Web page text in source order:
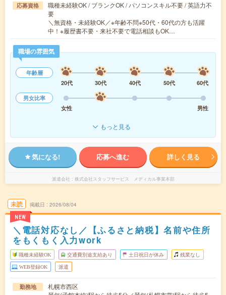
応募資格
職種未経験OK / ブランクOK / パソコンスキル不要 / 英語力不
要
＼無資格・未経験OK／※年齢不問※50代・60代の方も活躍
中！※履歴書不要・来社不要で電話相談もOK…
職場の雰囲気
年齢層
20代
30代 40代 50代
60代
男女比率
女性
男性
もっと見る
気になる! 応募へ進む 詳しく見る
派遣会社 株式会社スタッフサービス メディカル事業本部
未読
NEW
掲載日 2026/08/04
＼電話対応なし／【ふるさと納税】名前や住所
をもくもく入力work
職種未経験OK 交通費別途支給あり 土日祝日が休み 残業なし
WEB登録OK 派遣
勤務地
札幌市西区